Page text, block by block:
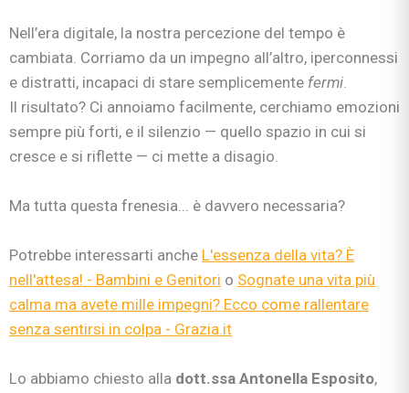
Nell’era digitale, la nostra percezione del tempo è
cambiata. Corriamo da un impegno all’altro, iperconnessi
e distratti, incapaci di stare semplicemente fermi
Il risultato? Ci annoiamo facilmente, cerchiamo emozioni
sempre più forti, e il silenzio — quello spazio in cui si
cresce e si riflette — ci mette a disagio.
Ma tutta questa frenesia... è davvero necessaria?
Potrebbe interessarti anche L'essenza della vita? È
nell'attesa! - Bambini e Genitori o Sognate una vita più
calma ma avete mille impegni? Ecco come rallentare
senza sentirsi in colpa - Grazia.it
Lo abbiamo chiesto alla dott.ssa Antonella Esposito,